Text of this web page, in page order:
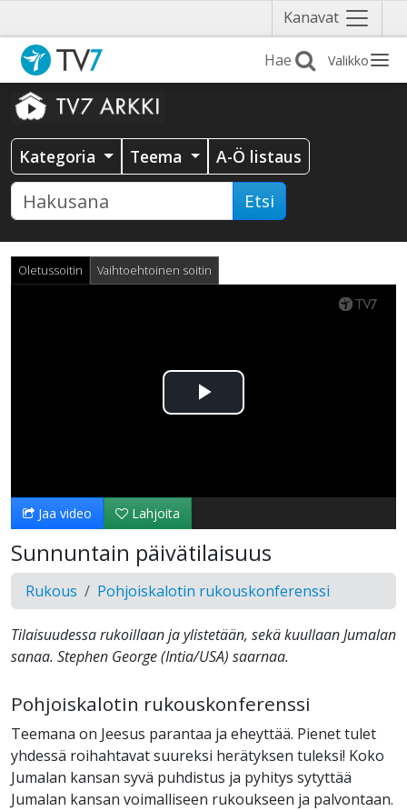
Kanavat Näytä
valikko
Valikko
Kategoria Teema A-Ö listaus
Etsi
Oletussoitin Vaihtoehtoinen soitin
Toista
Jaa video Lahjoita
Sunnuntain päivätilaisuus
Rukous Pohjoiskalotin rukouskonferenssi
Tilaisuudessa rukoillaan ja ylistetään, sekä kuullaan Jumalan
sanaa. Stephen George (Intia/USA) saarnaa.
Pohjoiskalotin rukouskonferenssi
Teemana on Jeesus parantaa ja eheyttää. Pienet tulet
yhdessä roihahtavat suureksi herätyksen tuleksi! Koko
Jumalan kansan syvä puhdistus ja pyhitys sytyttää
Jumalan kansan voimalliseen rukoukseen ja palvontaan.